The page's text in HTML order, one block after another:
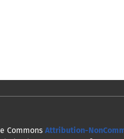
Commons Attribution-